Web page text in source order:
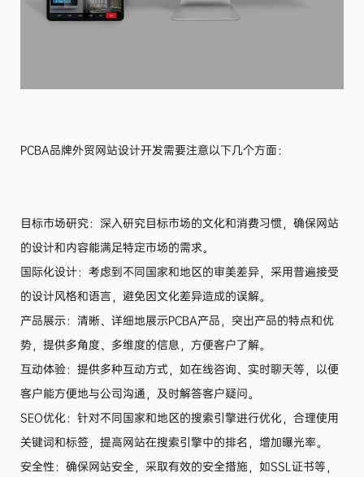
PCBA品牌外贸网站设计开发需要注意以下几个方面：
目标市场研究：深入研究目标市场的文化和消费习惯，确保网站
的设计和内容能满足特定市场的需求。
国际化设计：考虑到不同国家和地区的审美差异，采用普遍接受
的设计风格和语言，避免因文化差异造成的误解。
产品展示：清晰、详细地展示PCBA产品，突出产品的特点和优
势，提供多角度、多维度的信息，方便客户了解。
互动体验：提供多种互动方式，如在线咨询、实时聊天等，以便
客户能方便地与公司沟通，及时解答客户疑问。
SEO优化：针对不同国家和地区的搜索引擎进行优化，合理使用
关键词和标签，提高网站在搜索引擎中的排名，增加曝光率。
安全性：确保网站安全，采取有效的安全措施，如SSL证书等，